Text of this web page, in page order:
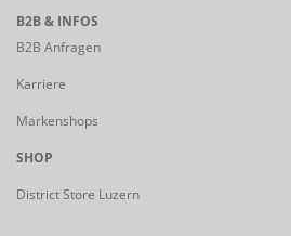
B2B & INFOS
B2B Anfragen
Karriere
Markenshops
SHOP
District Store Luzern